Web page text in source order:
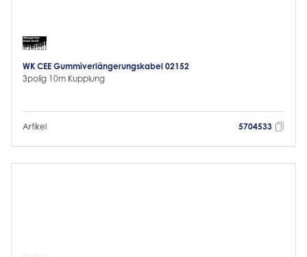
WK CEE Gummiverlängerungskabel 02152
3polig 10m Kupplung
Artikel 5704533